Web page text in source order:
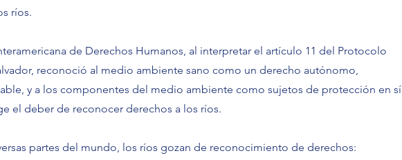
ríos.
de Derechos Humanos, al interpretar el artículo 11 del Protocolo
reconoció al medio ambiente sano como un derecho autónomo,
y a los componentes del medio ambiente como sujetos de protección en sí
el deber de reconocer derechos a los ríos.
partes del mundo, los ríos gozan de reconocimiento de derechos: